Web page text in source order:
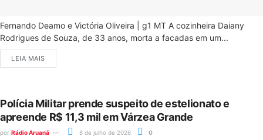
Fernando Deamo e Victória Oliveira | g1 MT A cozinheira Daiany
Rodrigues de Souza, de 33 anos, morta a facadas em um...
LEIA MAIS
Polícia Militar prende suspeito de estelionato e
apreende R$ 11,3 mil em Várzea Grande
por Rádio Aruanã 8 de julho de 2026 0